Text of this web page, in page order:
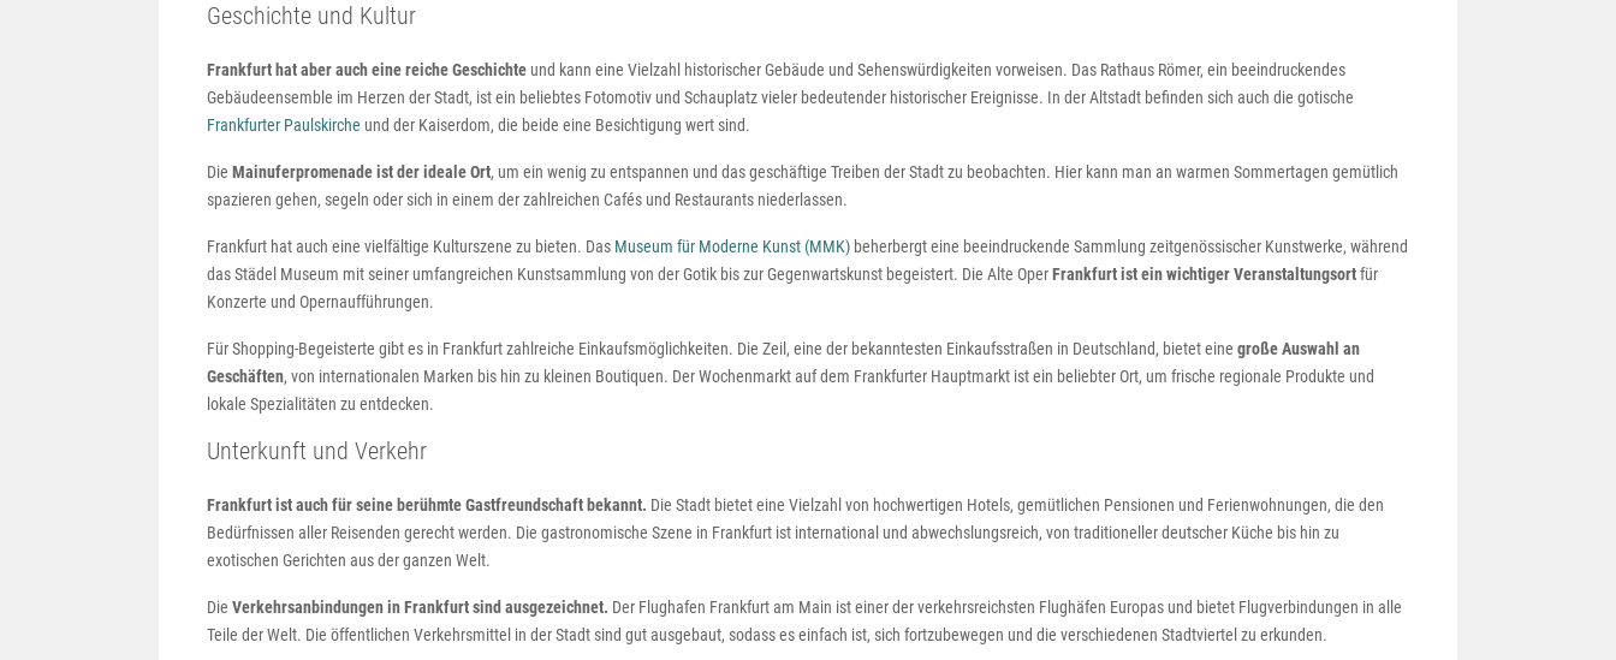
Geschichte und Kultur
Frankfurt hat aber auch eine reiche Geschichte und kann eine Vielzahl historischer Gebäude und Sehenswürdigkeiten vorweisen. Das Rathaus Römer, ein beeindruckendes
Gebäudeensemble im Herzen der Stadt, ist ein beliebtes Fotomotiv und Schauplatz vieler bedeutender historischer Ereignisse. In der Altstadt befinden sich auch die gotische
Frankfurter Paulskirche und der Kaiserdom, die beide eine Besichtigung wert sind.
Die Mainuferpromenade ist der ideale Ort, um ein wenig zu entspannen und das geschäftige Treiben der Stadt zu beobachten. Hier kann man an warmen Sommertagen gemütlich
spazieren gehen, segeln oder sich in einem der zahlreichen Cafés und Restaurants niederlassen.
Frankfurt hat auch eine vielfältige Kulturszene zu bieten. Das Museum für Moderne Kunst (MMK) beherbergt eine beeindruckende Sammlung zeitgenössischer Kunstwerke, während
das Städel Museum mit seiner umfangreichen Kunstsammlung von der Gotik bis zur Gegenwartskunst begeistert. Die Alte OperFrankfurt ist ein wichtiger Veranstaltungsortfür
Konzerte und Opernaufführungen.
Für Shopping-Begeisterte gibt es in Frankfurt zahlreiche Einkaufsmöglichkeiten. Die Zeil, eine der bekanntesten Einkaufsstraßen in Deutschland, bietet eine große Auswahl an
Geschäften, von internationalen Marken bis hin zu kleinen Boutiquen. Der Wochenmarkt auf dem Frankfurter Hauptmarkt ist ein beliebter Ort, um frische regionale Produkte und
lokale Spezialitäten zu entdecken.
Unterkunft und Verkehr
Frankfurt ist auch für seine berühmte Gastfreundschaft bekannt. Die Stadt bietet eine Vielzahl von hochwertigen Hotels, gemütlichen Pensionen und Ferienwohnungen, die den
Bedürfnissen aller Reisenden gerecht werden. Die gastronomische Szene in Frankfurt ist international und abwechslungsreich, von traditioneller deutscher Küche bis hin zu
exotischen Gerichten aus der ganzen Welt.
Die Verkehrsanbindungen in Frankfurt sind ausgezeichnet. Der Flughafen Frankfurt am Main ist einer der verkehrsreichsten Flughäfen Europas und bietet Flugverbindungen in alle
Teile der Welt. Die öffentlichen Verkehrsmittel in der Stadt sind gut ausgebaut, sodass es einfach ist, sich fortzubewegen und die verschiedenen Stadtviertel zu erkunden.